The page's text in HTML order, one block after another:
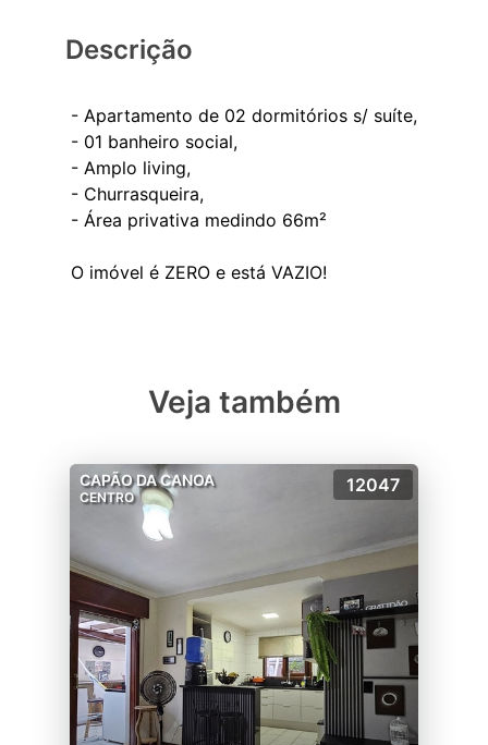
Descrição
- Apartamento de 02 dormitórios s/ suíte,
- 01 banheiro social,
- Amplo living,
- Churrasqueira,
- Área privativa medindo 66m²
Veja também
CAPÃO DA CANOA
CENTRO
12047